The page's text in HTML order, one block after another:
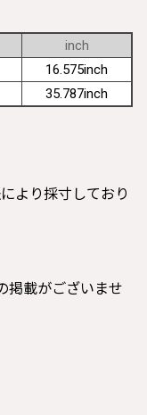
inch
16.575inch
35.787inch
より採寸しており
掲載がございませ